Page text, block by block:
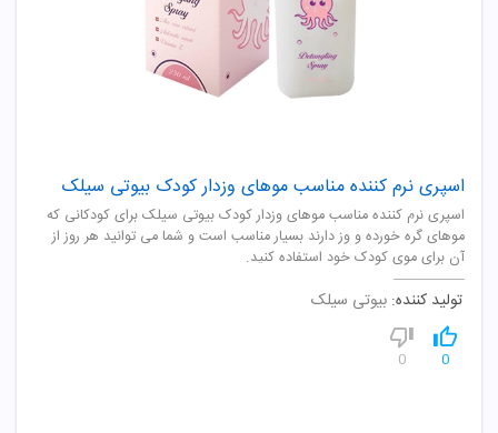
اسپری نرم کننده مناسب موهای وزدار کودک بیوتی سیلک
اسپری نرم کننده مناسب موهای وزدار کودک بیوتی سیلک برای کودکانی که
موهای گره خورده و وز دارند بسیار مناسب است و شما می توانید هر روز از
آن برای موی کودک خود استفاده کنید.
تولید کننده: بیوتی سیلک
0
0